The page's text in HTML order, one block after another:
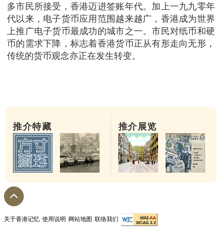
多市民所接受，香港迈进签账年代。加上一九九零年
代以来，电子货币应用范围越来越广，香港成为世界
上推广电子货币最成功的城市之一。市民对纸币和硬
币的需求下降，标志着香港货币正从有形走向无形，
传统的货币观念亦正在发生转变。
推介特藏 推介展览
关于香港记忆 使用说明 网站地图 联络我们